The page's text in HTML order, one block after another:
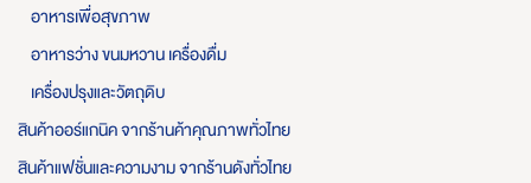
อาหารเพื่อสุขภาพ
อาหารว่าง ขนมหวาน เครื่องดื่ม
เครื่องปรุงและวัตถุดิบ
สินค้าออร์แกนิค จากร้านค้าคุณภาพทั่วไทย
สินค้าแฟชั่นและความงาม จากร้านดังทั่วไทย